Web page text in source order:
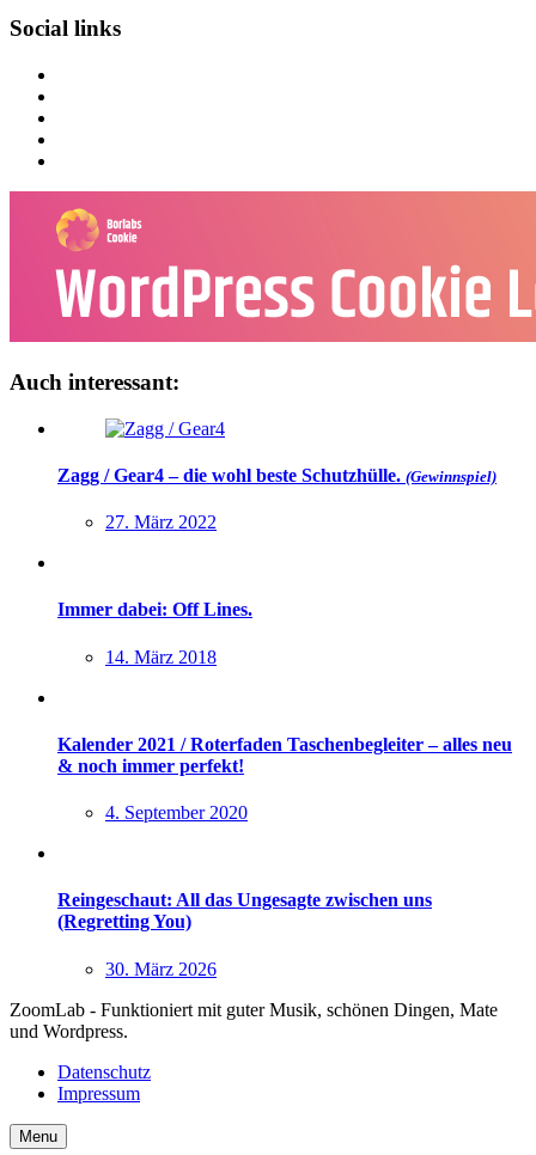
Social links
Auch interessant:
Zagg / Gear4 – die wohl beste Schutzhülle. (Gewinnspiel)
27. März 2022
Immer dabei: Off Lines.
14. März 2018
Kalender 2021 / Roterfaden Taschenbegleiter – alles neu
& noch immer perfekt!
4. September 2020
Reingeschaut: All das Ungesagte zwischen uns
(Regretting You)
30. März 2026
ZoomLab - Funktioniert mit guter Musik, schönen Dingen, Mate
und Wordpress.
Datenschutz
Impressum
Menu